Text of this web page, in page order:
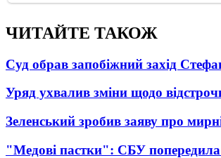
ЧИТАЙТЕ ТАКОЖ
Суд обрав запобіжний захід
Уряд ухвалив зміни щодо
Зеленський зробив заяву про
"Медові пастки": СБУ попередила